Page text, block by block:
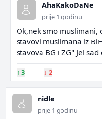
AhaKakoDaNe
prije 1 godinu
Ok,nek smo muslimani,
stavovi muslimana iz
stavova BG i ZG" Jel sad
↑ 3 ↓ 2
nidle
prije 1 godinu